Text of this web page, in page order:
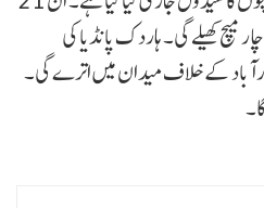
میچ کھیلے گی۔ ہاردک پانڈیا کی
کے خلاف میدان میں اترے گی۔